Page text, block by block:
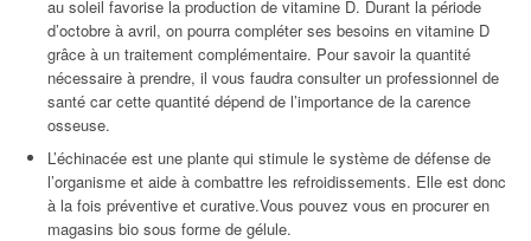
au soleil favorise la production de vitamine D. Durant la période
d’octobre à avril, on pourra compléter ses besoins en vitamine D
grâce à un traitement complémentaire. Pour savoir la quantité
nécessaire à prendre, il vous faudra consulter un professionnel de
santé car cette quantité dépend de l’importance de la carence
osseuse.
L’échinacée est une plante qui stimule le système de défense de
l’organisme et aide à combattre les refroidissements. Elle est donc
à la fois préventive et curative.Vous pouvez vous en procurer en
magasins bio sous forme de gélule.